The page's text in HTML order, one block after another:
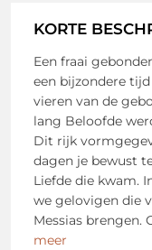
KORTE
Een fraai
een bijzondere
vieren van de
lang Beloofde
Dit rijk
dagen je bewust
Liefde die kwam.
we gelovigen die
Messias brengen.
meer